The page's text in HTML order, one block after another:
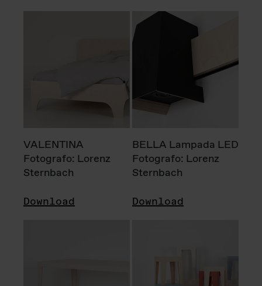
VALENTINA
Fotografo: Lorenz
Sternbach
Download
BELLA Lampada LED
Fotografo: Lorenz
Sternbach
Download